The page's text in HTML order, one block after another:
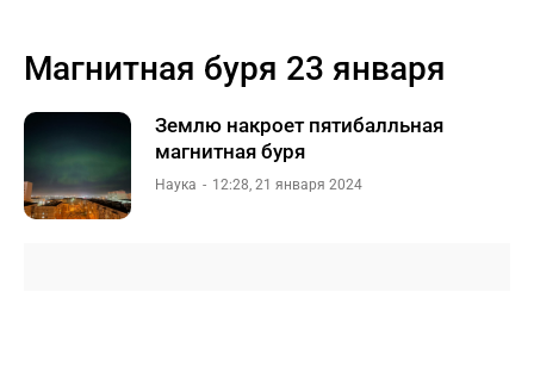
магнитная буря 23 января
Землю накроет пятибалльная
магнитная буря
Наука 12:28, 21 января 2024